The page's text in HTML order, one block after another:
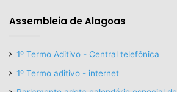
Assembleia de Alagoas
1º Termo Aditivo - Central telefônica
1º Termo aditivo - internet